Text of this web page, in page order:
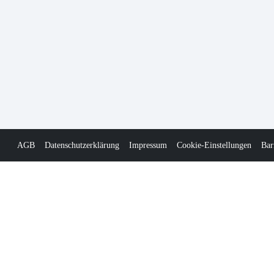
AGB Datenschutzerklärung Impressum Cookie-Einstellungen